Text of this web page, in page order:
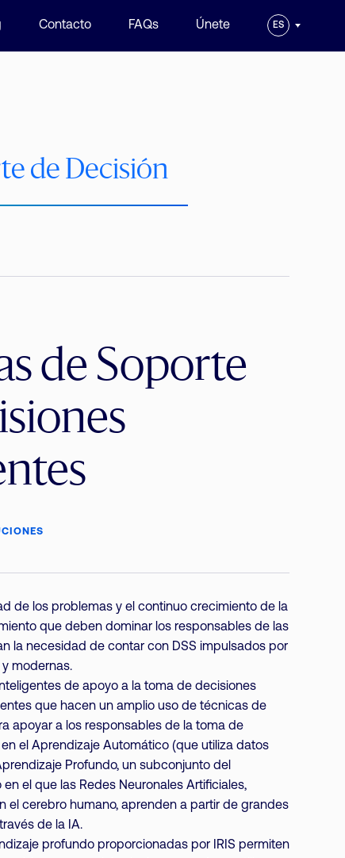
Contacto FAQs Únete ES
de Decisión
de Soporte
de los problemas y el continuo crecimiento de la
que deben dominar los responsables de las
la necesidad de contar con DSS impulsados por
modernas.
de apoyo a la toma de decisiones
que hacen un amplio uso de técnicas de
apoyar a los responsables de la toma de
el Aprendizaje Automático (que utiliza datos
Profundo, un subconjunto del
el que las Redes Neuronales Artificiales,
el cerebro humano, aprenden a partir de grandes
de la IA.
profundo proporcionadas por IRIS permiten